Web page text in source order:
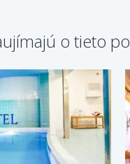
o tieto